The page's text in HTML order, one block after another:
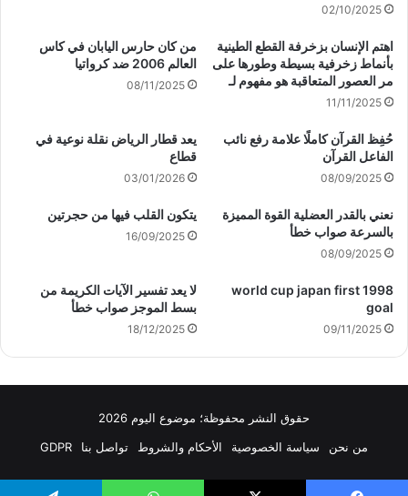
02/10/2025
اهتم الإنسان بزخرفة القطع الطينية
بأنماط زخرفية بسيطة وطورها على
مر العصور المتعاقبة هو مفهوم لـ
11/11/2025
من كان حارس اليابان في كاس
العالم 2006 ضد كرواتيا
08/11/2025
حُفِظ القرآن كاملًا علامة رفع نائب
الفاعل القرآن
08/09/2025
يعد قطار الرياض نقلة نوعية في
قطاع
03/01/2026
نعني بالقدر العضلية القوة المميزة
بالسرعة صواب خطأ
08/09/2025
يتكون القلب فيها من حجرتين
16/09/2025
1998 world cup japan first
goal
09/11/2025
لا يعد تفسير الآيات الكريمة من
بسط الموجز صواب خطأ
18/12/2025
حقوق النشر محفوظة؛ موضوع اليوم 2026
من نحن
سياسة الخصوصية الأحكام والشروط تواصل بنا GDPR